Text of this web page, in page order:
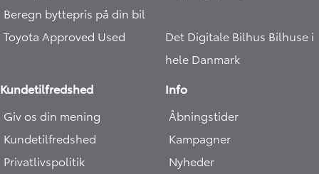
Beregn byttepris på din bil
Toyota Approved Used
Det Digitale Bilhus Bilhuse i
hele Danmark
Kundetilfredshed
Giv os din mening
Kundetilfredshed
Privatlivspolitik
Info
Åbningstider
Kampagner
Nyheder